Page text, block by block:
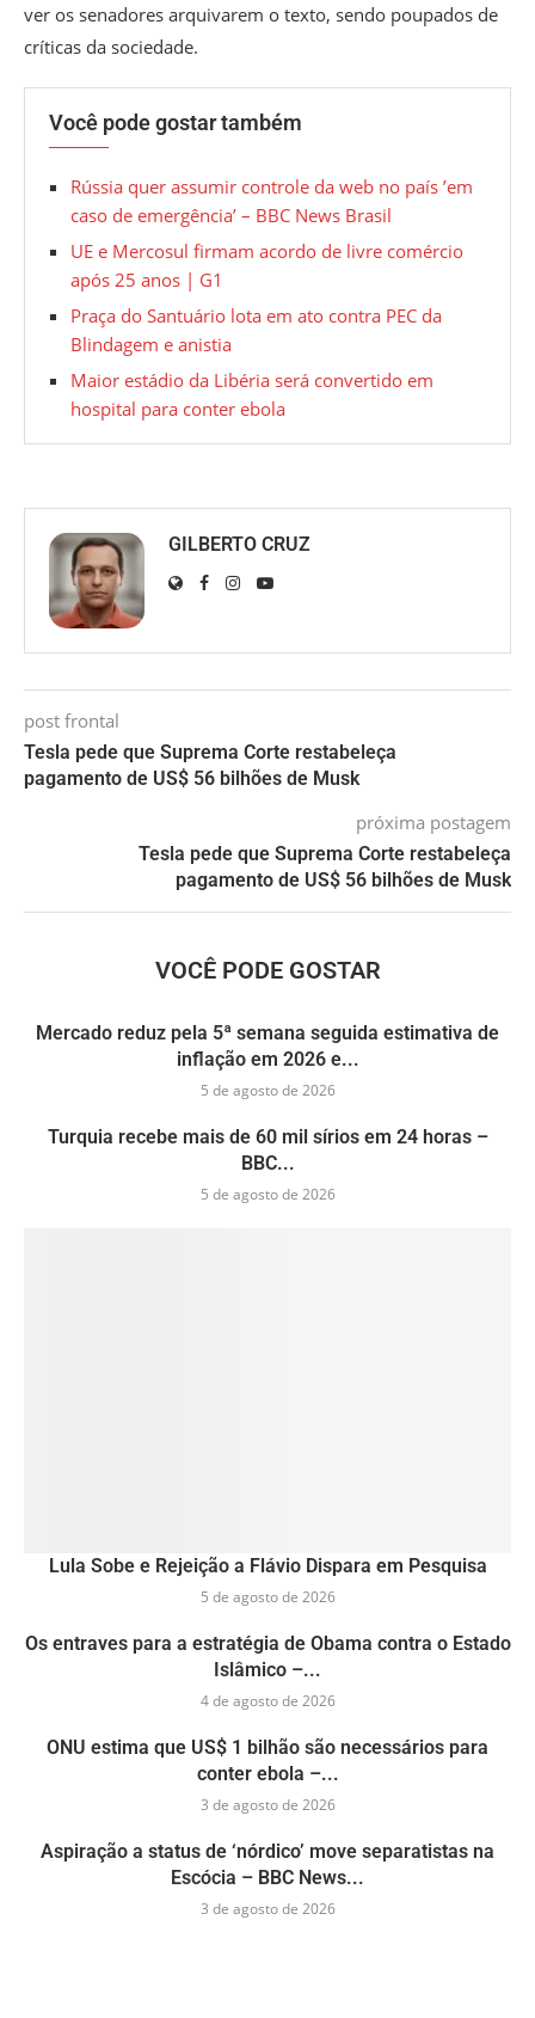
ver os senadores arquivarem o texto, sendo poupados de
críticas da sociedade.
Você pode gostar também
Rússia quer assumir controle da web no país ’em
caso de emergência’ – BBC News Brasil
UE e Mercosul firmam acordo de livre comércio
após 25 anos | G1
Praça do Santuário lota em ato contra PEC da
Blindagem e anistia
Maior estádio da Libéria será convertido em
hospital para conter ebola
GILBERTO CRUZ
post frontal
Tesla pede que Suprema Corte restabeleça
pagamento de US$ 56 bilhões de Musk
próxima postagem
Tesla pede que Suprema Corte restabeleça
pagamento de US$ 56 bilhões de Musk
VOCÊ PODE GOSTAR
Mercado reduz pela 5ª semana seguida estimativa de
inflação em 2026 e...
5 de agosto de 2026
Turquia recebe mais de 60 mil sírios em 24 horas –
BBC...
5 de agosto de 2026
Lula Sobe e Rejeição a Flávio Dispara em Pesquisa
5 de agosto de 2026
Os entraves para a estratégia de Obama contra o Estado
Islâmico –...
4 de agosto de 2026
ONU estima que US$ 1 bilhão são necessários para
conter ebola –...
3 de agosto de 2026
Aspiração a status de ‘nórdico’ move separatistas na
Escócia – BBC News...
3 de agosto de 2026